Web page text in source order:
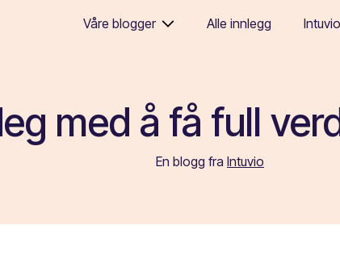
Våre blogger Alle innlegg
med å få full
En blogg fra Intuvio